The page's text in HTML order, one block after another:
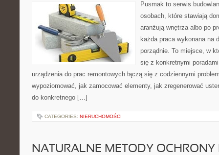
Pusmak to serwis
osobach, które stawiają
aranżują wnętrza albo po
każda praca wykonana na
porządnie. To miejsce, w
się z konkretnymi
urządzenia do prac remontowych łączą się z codziennymi
wypoziomować, jak zamocować elementy, jak zregenerować
do konkretnego […]
CATEGORIES: NIERUCHOMOŚCI
NATURALNE METODY OCHRONY